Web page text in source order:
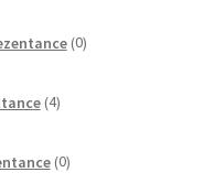
0izdelkov
4izdelki
0izdelkov